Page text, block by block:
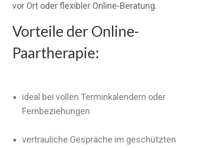
vor Ort oder flexibler Online-Beratung.
Vorteile der Online-
Paartherapie:
ideal bei vollen Terminkalendern oder
Fernbeziehungen
vertrauliche Gespräche im geschützten